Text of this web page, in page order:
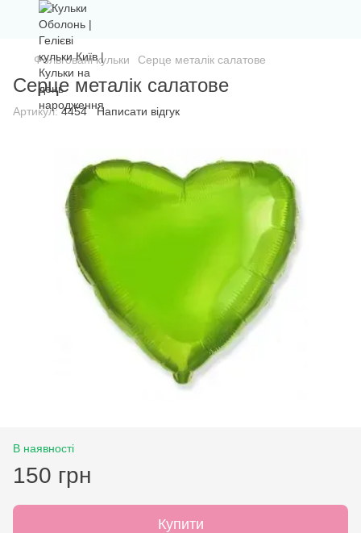
Фольговані кульки Серце металік салатове
Серце металік салатове
Артикул:4454 Написати відгук
В наявності
150 грн
Купити